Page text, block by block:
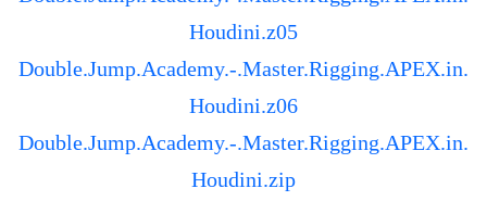
Houdini.z05
Double.Jump.Academy.-.Master.Rigging.APEX.in.
Houdini.z06
Double.Jump.Academy.-.Master.Rigging.APEX.in.
Houdini.zip